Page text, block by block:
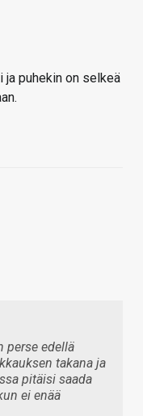
puhekin on selkeä
perse edellä
takana ja
pitäisi saada
ei enää